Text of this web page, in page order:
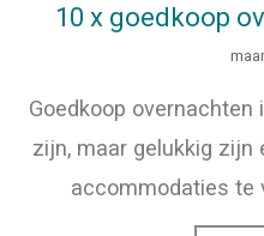
10 x goedkoop
Goedkoop overnachten
zijn, maar gelukkig zijn
accommodaties te